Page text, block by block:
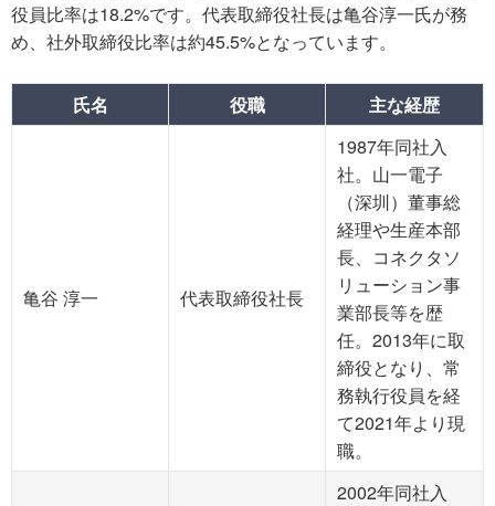
役員比率は18.2%です。代表取締役社長は亀谷淳一氏が務
め、社外取締役比率は約45.5%となっています。
氏名 役職 主な経歴
亀谷 淳一 代表取締役社長
1987年同社入
社。山一電子
（深圳）董事総
経理や生産本部
長、コネクタソ
リューション事
業部長等を歴
任。2013年に取
締役となり、常
務執行役員を経
て2021年より現
職。
2002年同社入